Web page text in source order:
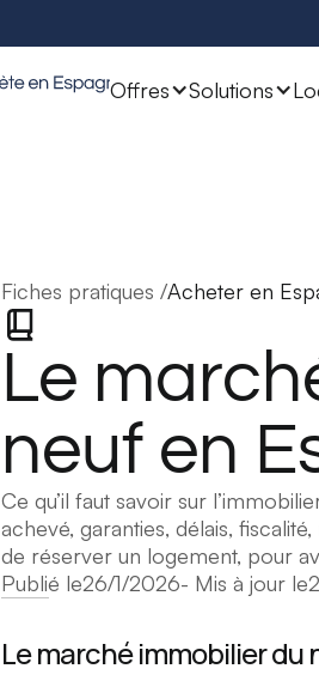
Offres Solutions
Fiches pratiques /Acheter en
Le
neuf en
Ce qu’il faut savoir sur
achevé, garanties, délais,
de réserver un logement, pour
Publié le26/1/2026- Mis à jour le
Le marché immobilier du